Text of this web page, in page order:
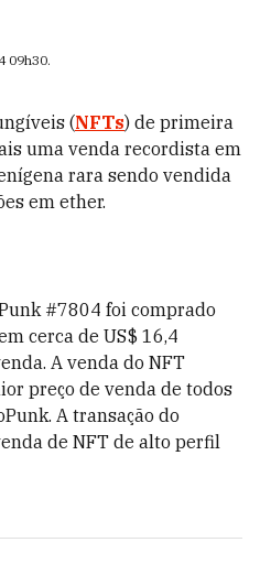
09h30.
(NFTs) de primeira
uma venda recordista em
rara sendo vendida
em ether.
#7804 foi comprado
cerca de US$ 16,4
A venda do NFT
preço de venda de todos
A transação do
de NFT de alto perfil